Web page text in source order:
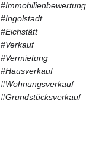
#Immobilienbewertung
#Ingolstadt
#Eichstätt
#Verkauf
#Vermietung
#Hausverkauf
#Wohnungsverkauf
#Grundstücksverkauf